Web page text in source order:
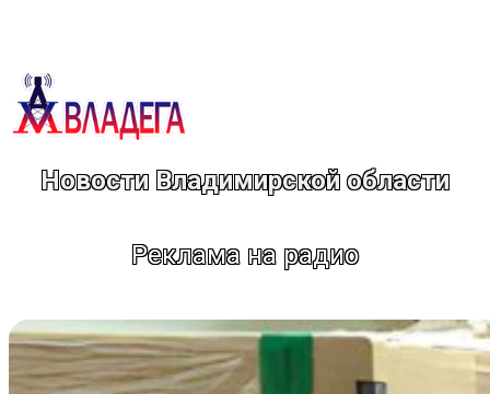
Новости Владимирской области
Реклама на радио